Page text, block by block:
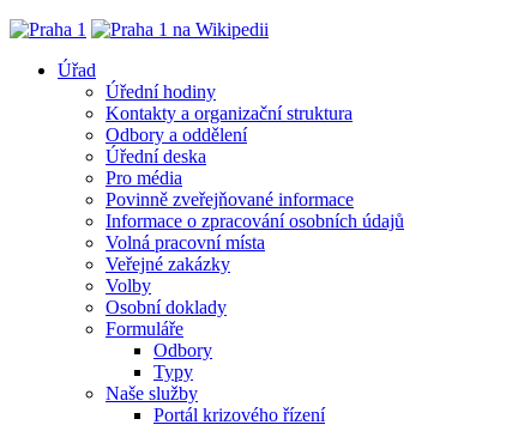
Úřad
Úřední hodiny
Kontakty a organizační struktura
Odbory a oddělení
Úřední deska
Pro média
Povinně zveřejňované informace
Informace o zpracování osobních údajů
Volná pracovní místa
Veřejné zakázky
Volby
Osobní doklady
Formuláře
Odbory
Typy
Naše služby
Portál krizového řízení